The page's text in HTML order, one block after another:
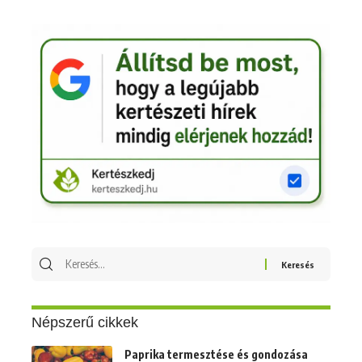
Keresés
Népszerű cikkek
Paprika termesztése és gondozása